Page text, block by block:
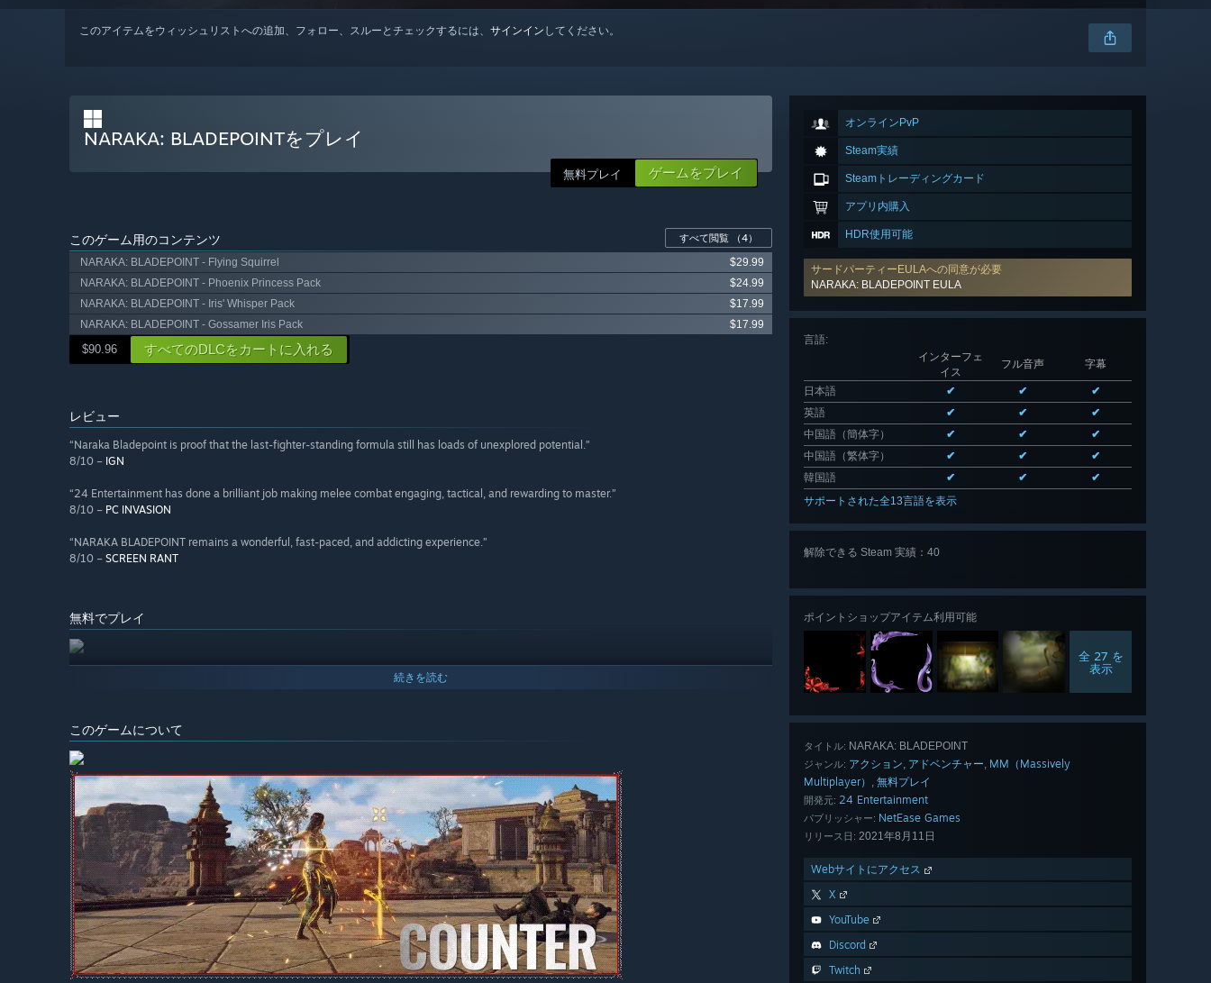
このアイテムをウィッシュリストへの追加、フォロー、スルーとチェックするには、 サインイン してください。
オンラインPvP
Steam実績
Steamトレーディングカード
アプリ内購入
HDR使用可能
サードパーティーEULAへの同意が必要
NARAKA: BLADEPOINT EULA
言語:
インターフェ
イス
フル音声 字幕
日本語 ✔ ✔
✔
英語
✔ ✔
✔
中国語（簡体字）
✔ ✔
✔
中国語（繁体字）
✔ ✔
✔
韓国語
✔ ✔
✔
サポートされた全13言語を表示
解除できる Steam 実績：40
ポイントショップアイテム利用可能
全 27 を
表示
タイトル: NARAKA: BLADEPOINT
ジャンル: アクション, アドベンチャー, MM（Massively
Multiplayer） , 無料プレイ
開発元: 24 Entertainment
パブリッシャー: NetEase Games
リリース日: 2021年8月11日
Webサイトにアクセス
X
YouTube
Discord
Twitch
NARAKA: BLADEPOINTをプレイ
無料プレイ ゲームをプレイ
このゲーム用のコンテンツ すべて閲覧
（4）
NARAKA: BLADEPOINT - Flying Squirrel
$29.99
NARAKA: BLADEPOINT - Phoenix Princess Pack
$24.99
NARAKA: BLADEPOINT - Iris' Whisper Pack
$17.99
NARAKA: BLADEPOINT - Gossamer Iris Pack
$17.99
$90.96 すべてのDLCをカートに入れる
レビュー
“Naraka Bladepoint is proof that the last-fighter-standing formula still has loads of unexplored potential.”
8/10 – IGN
“24 Entertainment has done a brilliant job making melee combat engaging, tactical, and rewarding to master.”
8/10 – PC INVASION
“NARAKA BLADEPOINT remains a wonderful, fast-paced, and addicting experience.”
8/10 – SCREEN RANT
無料でプレイ
続きを読む
このゲームについて